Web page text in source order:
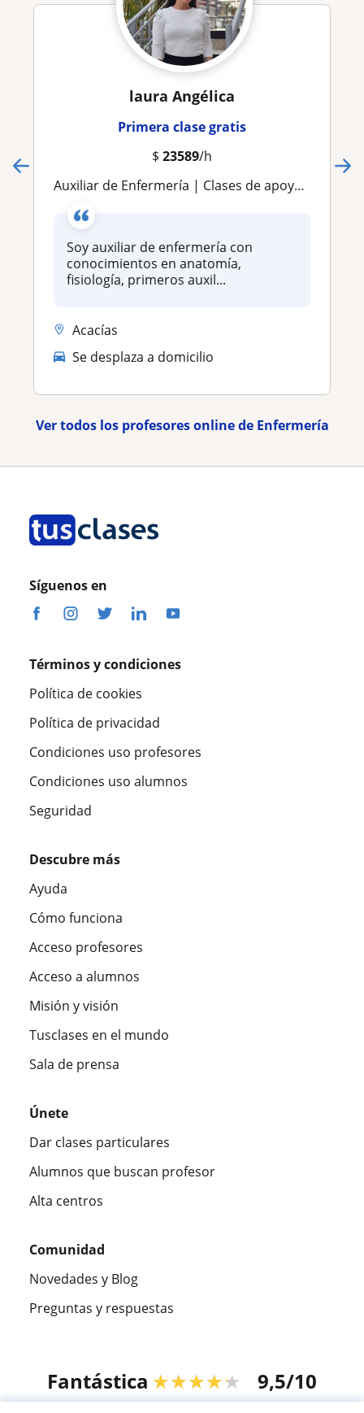
laura Angélica
Primera clase gratis
$ 23589/h
Auxiliar de Enfermería | Clases de apoyo y asesorías personalizadas
Soy auxiliar de enfermería con
conocimientos en anatomía,
fisiología, primeros auxil...
Acacías
Se desplaza a domicilio
Ver todos los profesores online de Enfermería
Síguenos en
Términos y condiciones
Política de cookies
Política de privacidad
Condiciones uso profesores
Condiciones uso alumnos
Seguridad
Descubre más
Ayuda
Cómo funciona
Acceso profesores
Acceso a alumnos
Misión y visión
Tusclases en el mundo
Sala de prensa
Únete
Dar clases particulares
Alumnos que buscan profesor
Alta centros
Comunidad
Novedades y Blog
Preguntas y respuestas
Fantástica ★★★★★ 9,5/10